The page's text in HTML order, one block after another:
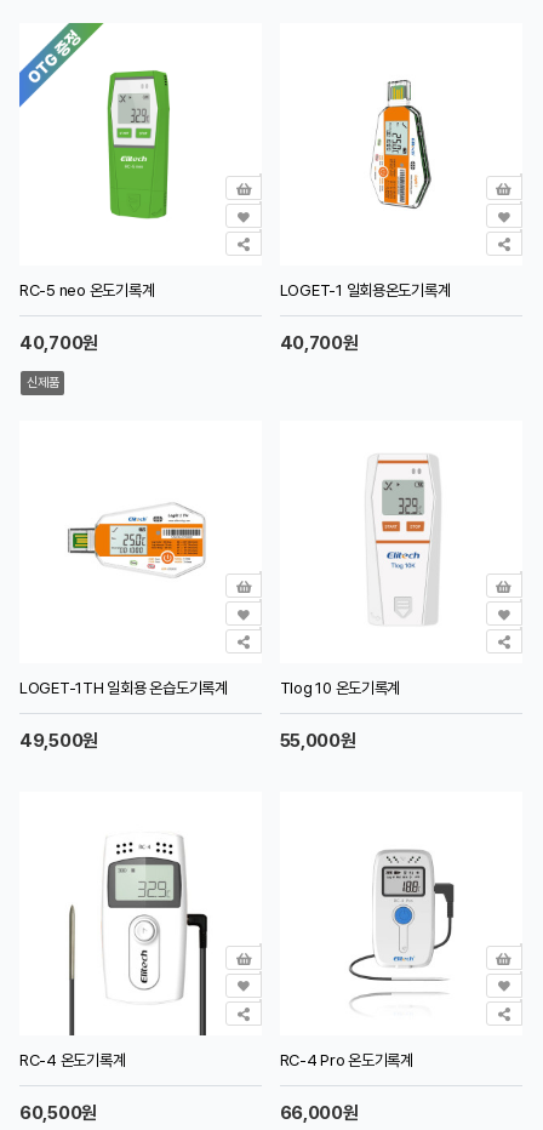
RC-5 neo 온도기록계
40,700원
신제품
LOGET-1 일회용온도기록계
40,700원
LOGET-1TH 일회용 온습도기록계
49,500원
Tlog 10 온도기록계
55,000원
RC-4 온도기록계
60,500원
RC-4 Pro 온도기록계
66,000원